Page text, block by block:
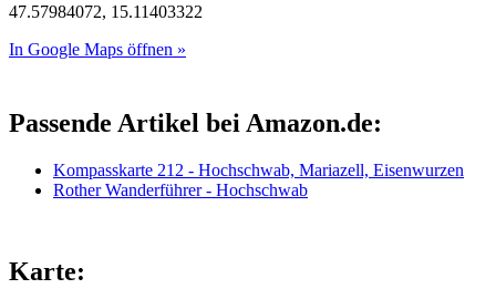
47.57984072, 15.11403322
In Google Maps öffnen »
Passende Artikel bei Amazon.de:
Kompasskarte 212 - Hochschwab, Mariazell, Eisenwurzen
Rother Wanderführer - Hochschwab
Karte: